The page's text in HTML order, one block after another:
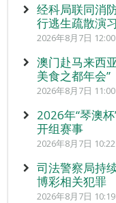
经科局联同消
行逃生疏散演
2026年8月7日 12:00
澳门赴马来西
美食之都年会”
2026年8月7日 11:00
2026年“琴澳
开组赛事
2026年8月7日 10:22
司法警察局持
博彩相关犯罪
2026年8月7日 10:19